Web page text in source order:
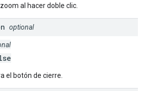
al hacer doble clic.
optional
el botón de cierre.